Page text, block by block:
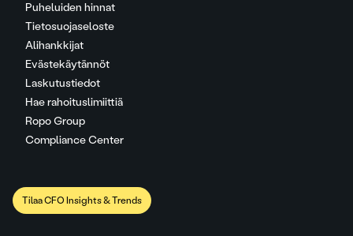
Puheluiden hinnat
Tietosuojaseloste
Alihankkijat
Evästekäytännöt
Laskutustiedot
Hae rahoituslimiittiä
Ropo Group
Compliance Center
Tilaa CFO Insights & Trends